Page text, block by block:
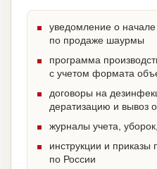
уведомление о начале
по продаже шаурмы
программа
с учетом формата
договоры на
дератизацию и вывоз
журналы учета,
инструкции и
по России